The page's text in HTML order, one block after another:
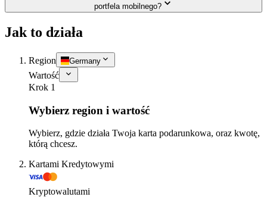
portfela mobilnego?
Jak to działa
Region Germany
Wartość
Krok 1
Wybierz region i wartość
Wybierz, gdzie działa Twoja karta podarunkowa, oraz kwotę,
którą chcesz.
Kartami Kredytowymi
Kryptowalutami